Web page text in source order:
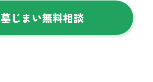
墓じまい無料相談